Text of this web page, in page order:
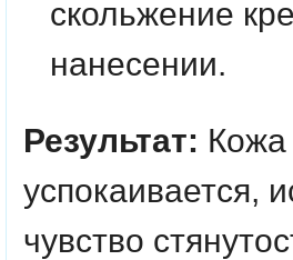
скольжение
нанесении.
Результат: Кожа
успокаивается,
чувство